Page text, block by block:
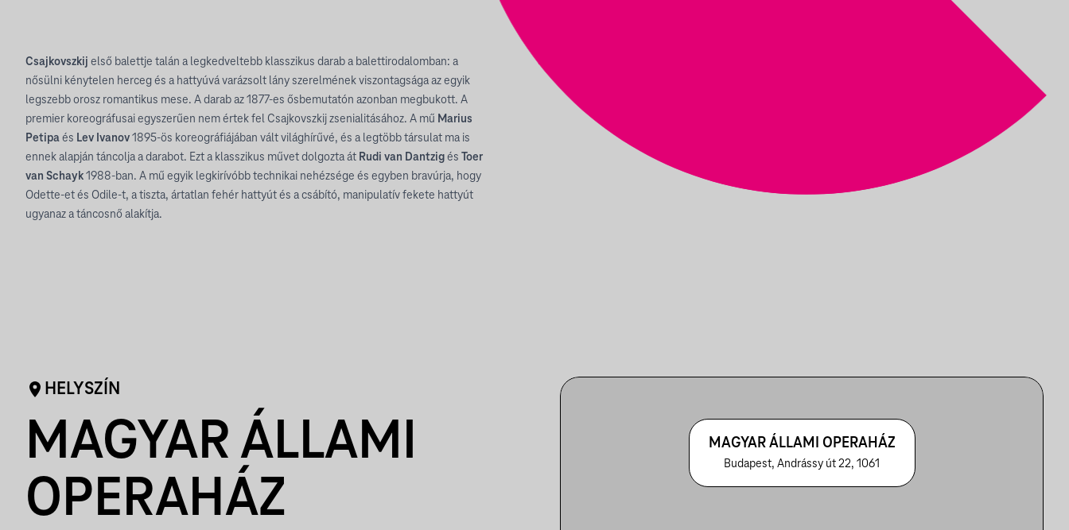
Csajkovszkij első balettje talán a legkedveltebb klasszikus darab a balettirodalomban: a
nősülni kénytelen herceg és a hattyúvá varázsolt lány szerelmének viszontagsága az egyik
legszebb orosz romantikus mese. A darab az 1877-es ősbemutatón azonban megbukott. A
premier koreográfusai egyszerűen nem értek fel Csajkovszkij zsenialitásához. A mű Marius
Petipaés Lev Ivanov1895-ös koreográfiájában vált világhírűvé, és a legtöbb társulat ma is
ennek alapján táncolja a darabot. Ezt a klasszikus művet dolgozta át Rudi van Dantzigés Toer
van Schayk1988-ban. A mű egyik legkirívóbb technikai nehézsége és egyben bravúrja, hogy
Odette-et és Odile-t, a tiszta, ártatlan fehér hattyút és a csábító, manipulatív fekete hattyút
ugyanaz a táncosnő alakítja.
HELYSZÍN
MAGYAR ÁLLAMI
OPERAHÁZ
MAGYAR ÁLLAMI OPERAHÁZ
Budapest, Andrássy út 22, 1061